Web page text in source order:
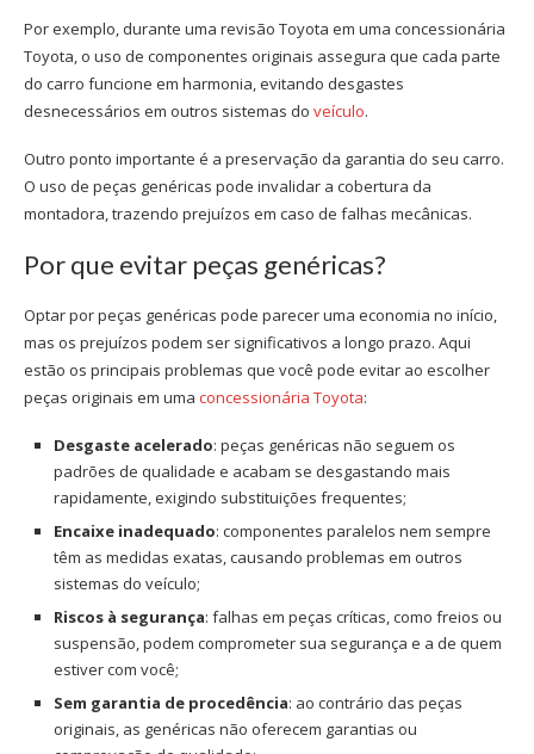
Por exemplo, durante uma revisão Toyota em uma concessionária
Toyota, o uso de componentes originais assegura que cada parte
do carro funcione em harmonia, evitando desgastes
desnecessários em outros sistemas do veículo.
Outro ponto importante é a preservação da garantia do seu carro.
O uso de peças genéricas pode invalidar a cobertura da
montadora, trazendo prejuízos em caso de falhas mecânicas.
Por que evitar peças genéricas?
Optar por peças genéricas pode parecer uma economia no início,
mas os prejuízos podem ser significativos a longo prazo. Aqui
estão os principais problemas que você pode evitar ao escolher
peças originais em uma concessionária Toyota:
Desgaste acelerado: peças genéricas não seguem os
padrões de qualidade e acabam se desgastando mais
rapidamente, exigindo substituições frequentes;
Encaixe inadequado: componentes paralelos nem sempre
têm as medidas exatas, causando problemas em outros
sistemas do veículo;
Riscos à segurança: falhas em peças críticas, como freios ou
suspensão, podem comprometer sua segurança e a de quem
estiver com você;
Sem garantia de procedência: ao contrário das peças
originais, as genéricas não oferecem garantias ou